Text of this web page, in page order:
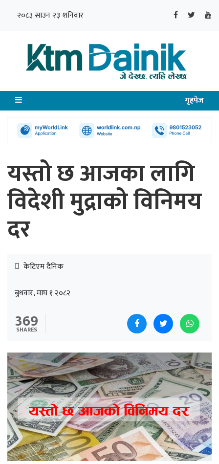
२०८३ साउन २३ शनिवार
गृहपेज
यस्तो छ आजका लागि
विदेशी मुद्राको विनिमय
दर
केटिएम दैनिक
बुधवार, माघ १ २०८२
369
SHARES